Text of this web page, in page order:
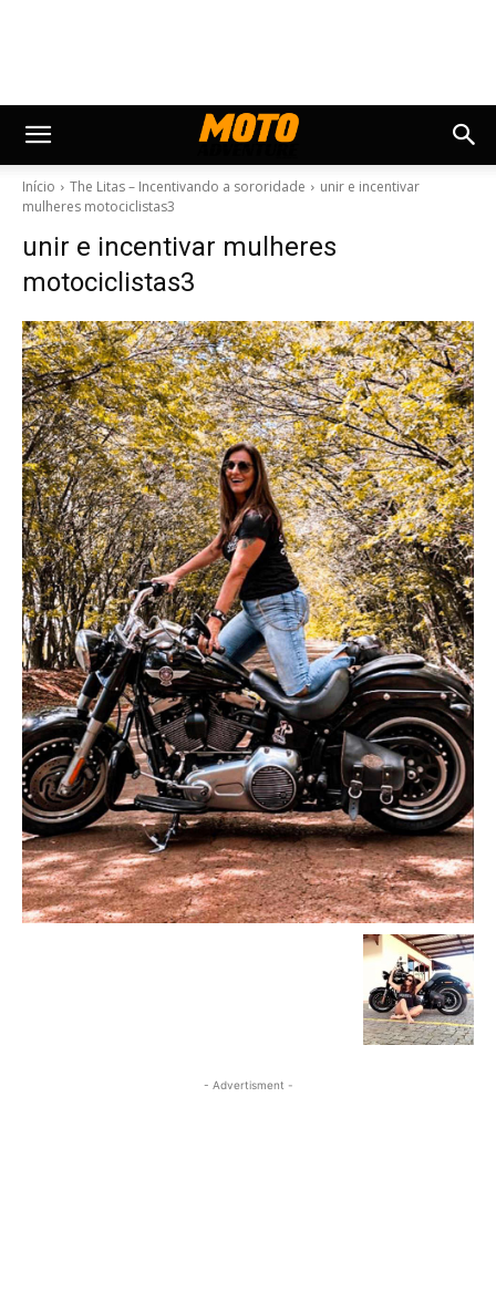
Início The Litas – Incentivando a sororidade
unir e incentivar
mulheres motociclistas3
unir e incentivar mulheres
motociclistas3
- Advertisment -